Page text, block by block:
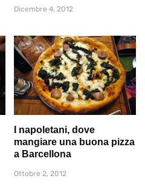
Dicembre 4, 2012
I napoletani, dove
mangiare una buona pizza
a Barcellona
Ottobre 2, 2012